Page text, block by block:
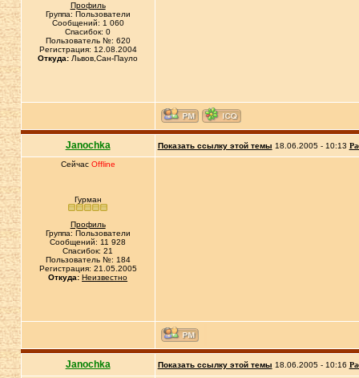
Профиль
Группа: Пользователи
Сообщений: 1 060
Спасибок: 0
Пользователь №: 620
Регистрация: 12.08.2004
Откуда: Львов,Сан-Пауло
Janochka Показать ссылку этой темы 18.06.2005 - 10:13
Сейчас Offline
Гурман
Профиль
Группа: Пользователи
Сообщений: 11 928
Спасибок: 21
Пользователь №: 184
Регистрация: 21.05.2005
Откуда: Неизвестно
Janochka Показать ссылку этой темы 18.06.2005 - 10:16